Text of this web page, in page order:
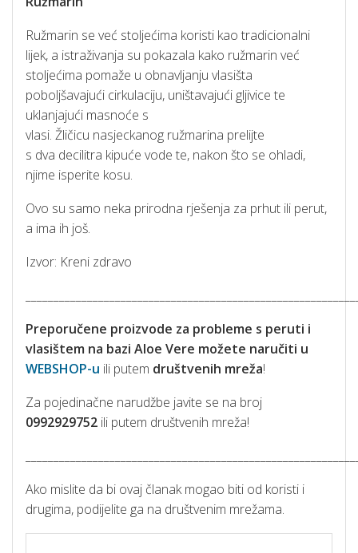
Ružmarin se već stoljećima koristi kao tradicionalni
lijek, a istraživanja su pokazala kako ružmarin već
stoljećima pomaže u obnavljanju vlasišta
poboljšavajući cirkulaciju, uništavajući gljivice te
uklanjajući masnoće s
vlasi. Žličicu nasjeckanog ružmarina prelijte
s dva decilitra kipuće vode te, nakon što se ohladi,
njime isperite kosu.
Ovo su samo neka prirodna rješenja za prhut ili perut,
a ima ih još.
Izvor: Kreni zdravo
Preporučene proizvode za probleme s peruti i
vlasištem na bazi Aloe Vere možete naručiti u
WEBSHOP-u ili putem društvenih mreža!
Za pojedinačne narudžbe javite se na broj
0992929752 ili putem društvenih mreža!
Ako mislite da bi ovaj članak mogao biti od koristi i
drugima, podijelite ga na društvenim mrežama.